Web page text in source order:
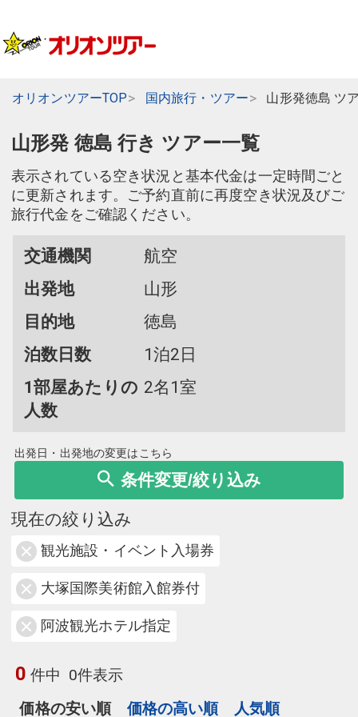
オリオンツアーTOP 国内旅行・ツアー 山形発徳島 ツ
山形発 徳島 行き ツアー一覧
表示されている空き状況と基本代金は一定時間ごと
に更新されます。ご予約直前に再度空き状況及びご
旅行代金をご確認ください。
交通機関
航空
出発地
山形
目的地
徳島
泊数日数
1泊2日
1部屋あたりの
人数
2名1室
出発日・出発地の変更はこちら
条件変更/絞り込み
現在の絞り込み
観光施設・イベント入場券
大塚国際美術館入館券付
阿波観光ホテル指定
0 件中 0件表示
価格の安い順
価格の高い順 人気順